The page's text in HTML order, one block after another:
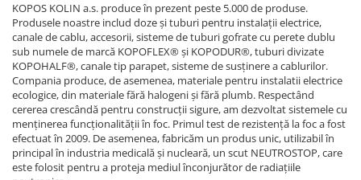
KOPOS KOLIN a.s. produce în prezent peste 5.000 de produse.
Produsele noastre includ doze și tuburi pentru instalații electrice,
canale de cablu, accesorii, sisteme de tuburi gofrate cu perete dublu
sub numele de marcă KOPOFLEX® și KOPODUR®, tuburi divizate
KOPOHALF®, canale tip parapet, sisteme de susținere a cablurilor.
Compania produce, de asemenea, materiale pentru instalatii electrice
ecologice, din materiale fără halogeni și fără plumb. Respectând
cererea crescândă pentru construcții sigure, am dezvoltat sistemele cu
menținerea funcționalității în foc. Primul test de rezistență la foc a fost
efectuat în 2009. De asemenea, fabricăm un produs unic, utilizabil în
principal în industria medicală și nucleară, un scut NEUTROSTOP, care
este folosit pentru a proteja mediul înconjurător de radiațiile